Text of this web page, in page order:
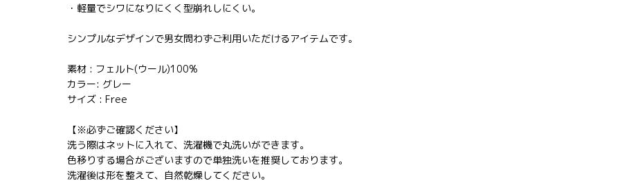
・軽量でシワになりにくく型崩れしにくい。
シンプルなデザインで男女問わずご利用いただけるアイテムです。
素材 : フェルト(ウール)100%
カラー: グレー
サイズ : Free
【※必ずご確認ください】
洗う際はネットに入れて、洗濯機で丸洗いができます。
色移りする場合がございますので単独洗いを推奨しております。
洗濯後は形を整えて、自然乾燥してください。